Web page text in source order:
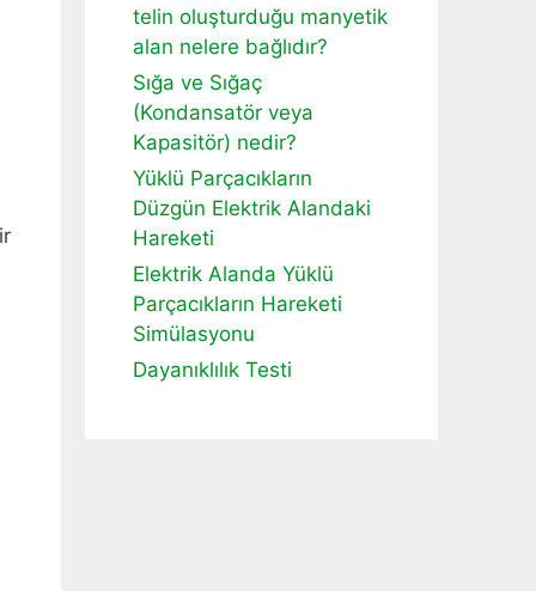
telin oluşturduğu manyetik
alan nelere bağlıdır?
Sığa ve Sığaç
(Kondansatör veya
Kapasitör) nedir?
Yüklü Parçacıkların
Düzgün Elektrik Alandaki
Hareketi
Elektrik Alanda Yüklü
Parçacıkların Hareketi
Simülasyonu
Dayanıklılık Testi